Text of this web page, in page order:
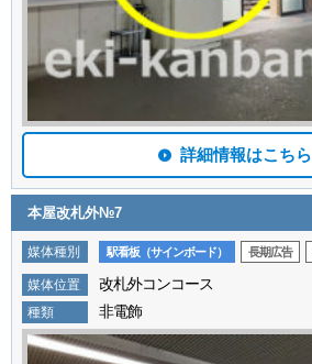
詳細情報はこちら
本屋改札外№7
媒体種別 駅看板（サインボード） 長期広告
媒体位置 改札外コンコース
種類 非電飾